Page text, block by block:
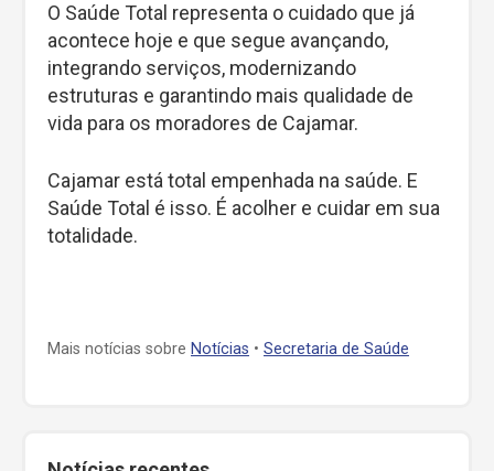
O Saúde Total representa o cuidado que já
acontece hoje e que segue avançando,
integrando serviços, modernizando
estruturas e garantindo mais qualidade de
vida para os moradores de Cajamar.
Cajamar está total empenhada na saúde. E
Saúde Total é isso. É acolher e cuidar em sua
totalidade.
Mais notícias sobre Notícias • Secretaria de Saúde